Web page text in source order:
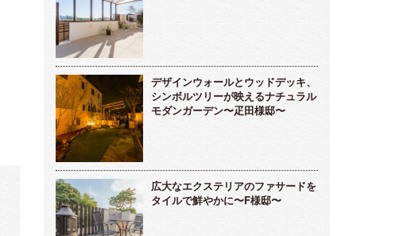
デザインウォールとウッドデッキ、
シンボルツリーが映えるナチュラル
モダンガーデン〜疋田様邸〜
広大なエクステリアのファサードを
タイルで鮮やかに〜F様邸〜